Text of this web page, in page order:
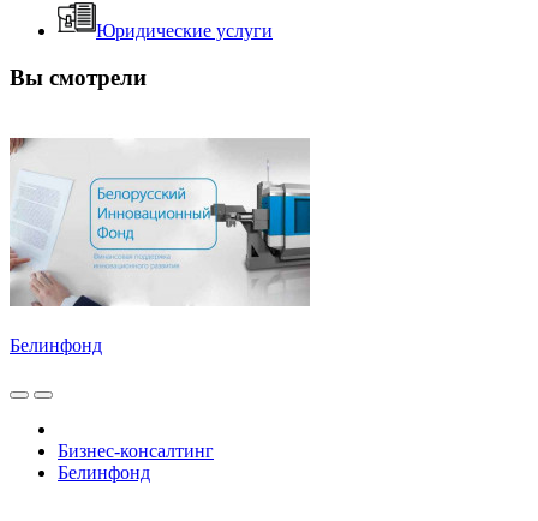
Юридические услуги
Вы смотрели
Белинфонд
Бизнес-консалтинг
Белинфонд